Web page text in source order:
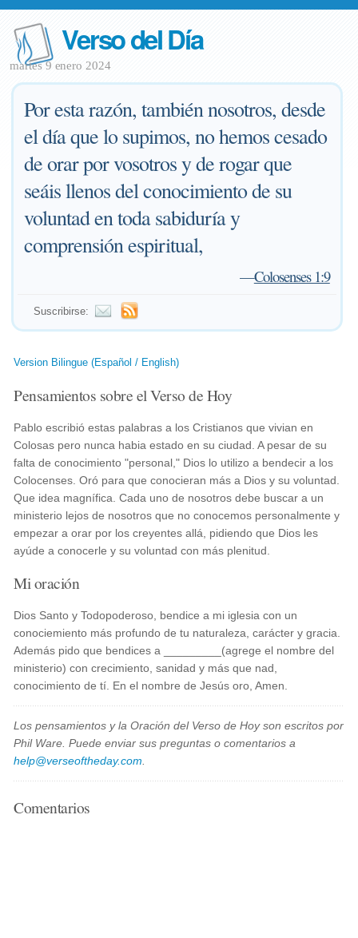
Verso del Día
martes 9 enero 2024
Por esta razón, también nosotros, desde
el día que lo supimos, no hemos cesado
de orar por vosotros y de rogar que
seáis llenos del conocimiento de su
voluntad en toda sabiduría y
comprensión espiritual,
—Colosenses 1:9
Suscribirse:
Version Bilingue (Español / English)
Pensamientos sobre el Verso de Hoy
Pablo escribió estas palabras a los Cristianos que vivian en
Colosas pero nunca habia estado en su ciudad. A pesar de su
falta de conocimiento "personal," Dios lo utilizo a bendecir a los
Colocenses. Oró para que conocieran más a Dios y su voluntad.
Que idea magnífica. Cada uno de nosotros debe buscar a un
ministerio lejos de nosotros que no conocemos personalmente y
empezar a orar por los creyentes allá, pidiendo que Dios les
ayúde a conocerle y su voluntad con más plenitud.
Mi oración
Dios Santo y Todopoderoso, bendice a mi iglesia con un
conociemiento más profundo de tu naturaleza, carácter y gracia.
Además pido que bendices a _________(agrege el nombre del
ministerio) con crecimiento, sanidad y más que nad,
conocimiento de tí. En el nombre de Jesús oro, Amen.
Los pensamientos y la Oración del Verso de Hoy son escritos por
Phil Ware. Puede enviar sus preguntas o comentarios a
help@verseoftheday.com
Comentarios